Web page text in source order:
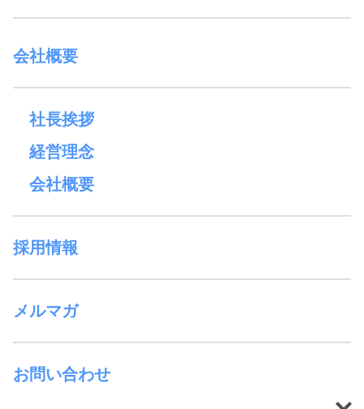
会社概要
社長挨拶
経営理念
会社概要
採用情報
メルマガ
お問い合わせ